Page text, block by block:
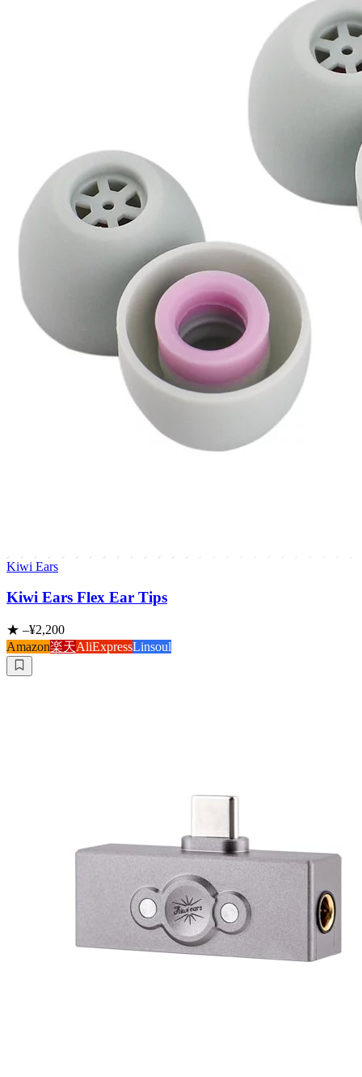
Kiwi Ears
Kiwi Ears Flex Ear Tips
★ –¥2,200
Amazon楽天AliExpressLinsoul